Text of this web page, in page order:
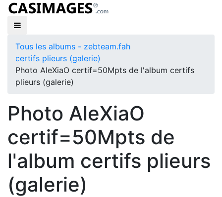
Tous les albums - zebteam.fah
certifs plieurs (galerie)
Photo AleXiaO certif=50Mpts de l'album certifs
plieurs (galerie)
Photo AleXiaO
certif=50Mpts de
l'album certifs plieurs
(galerie)